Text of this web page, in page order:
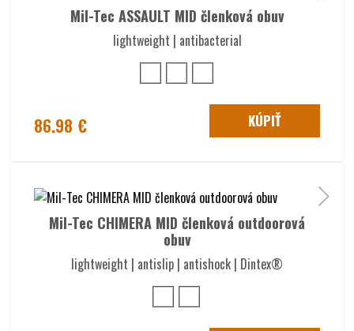
Mil-Tec ASSAULT MID členková obuv
lightweight | antibacterial
86.98 € KÚPIŤ
Mil-Tec CHIMERA MID členková outdoorová
obuv
lightweight | antislip | antishock | Dintex®